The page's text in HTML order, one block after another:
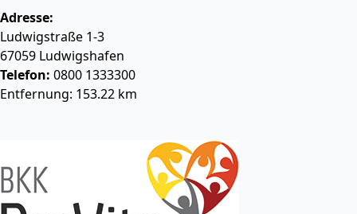
Adresse:
Ludwigstraße 1-3
67059 Ludwigshafen
Telefon: 0800 1333300
Entfernung: 153.22 km